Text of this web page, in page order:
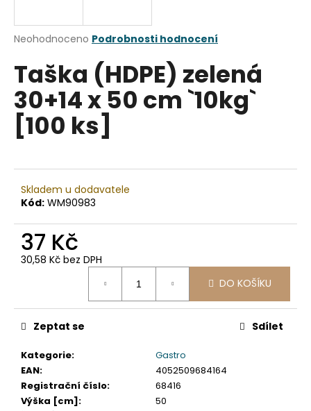
Průměrné
produktu
0,0
z
hvězdiček.
Neohodnoceno Podrobnosti hodnocení
Taška (HDPE) zelená
30+14 x 50 cm `10kg`
[100 ks]
Skladem u dodavatele
Kód: WM90983
37 Kč
30,58 Kč bez DPH
DO KOŠÍKU
Kategorie:
Gastro
EAN:
4052509684164
Registrační číslo:
68416
Výška [cm]:
50
Zeptat se Sdílet
j
t
?
D
o
p
o
č
u
e
m
e